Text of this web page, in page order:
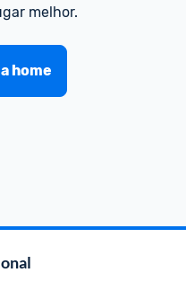
melhor.
home